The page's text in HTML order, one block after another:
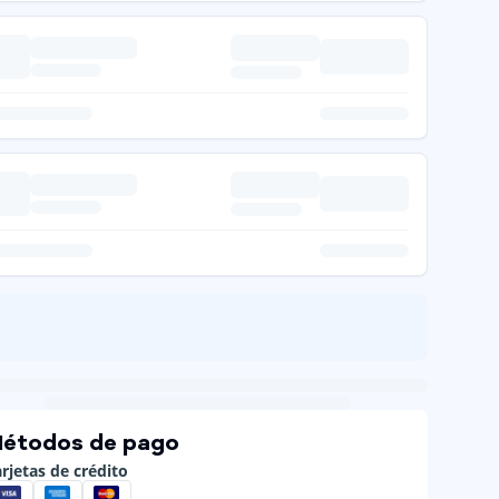
de pago
de crédito